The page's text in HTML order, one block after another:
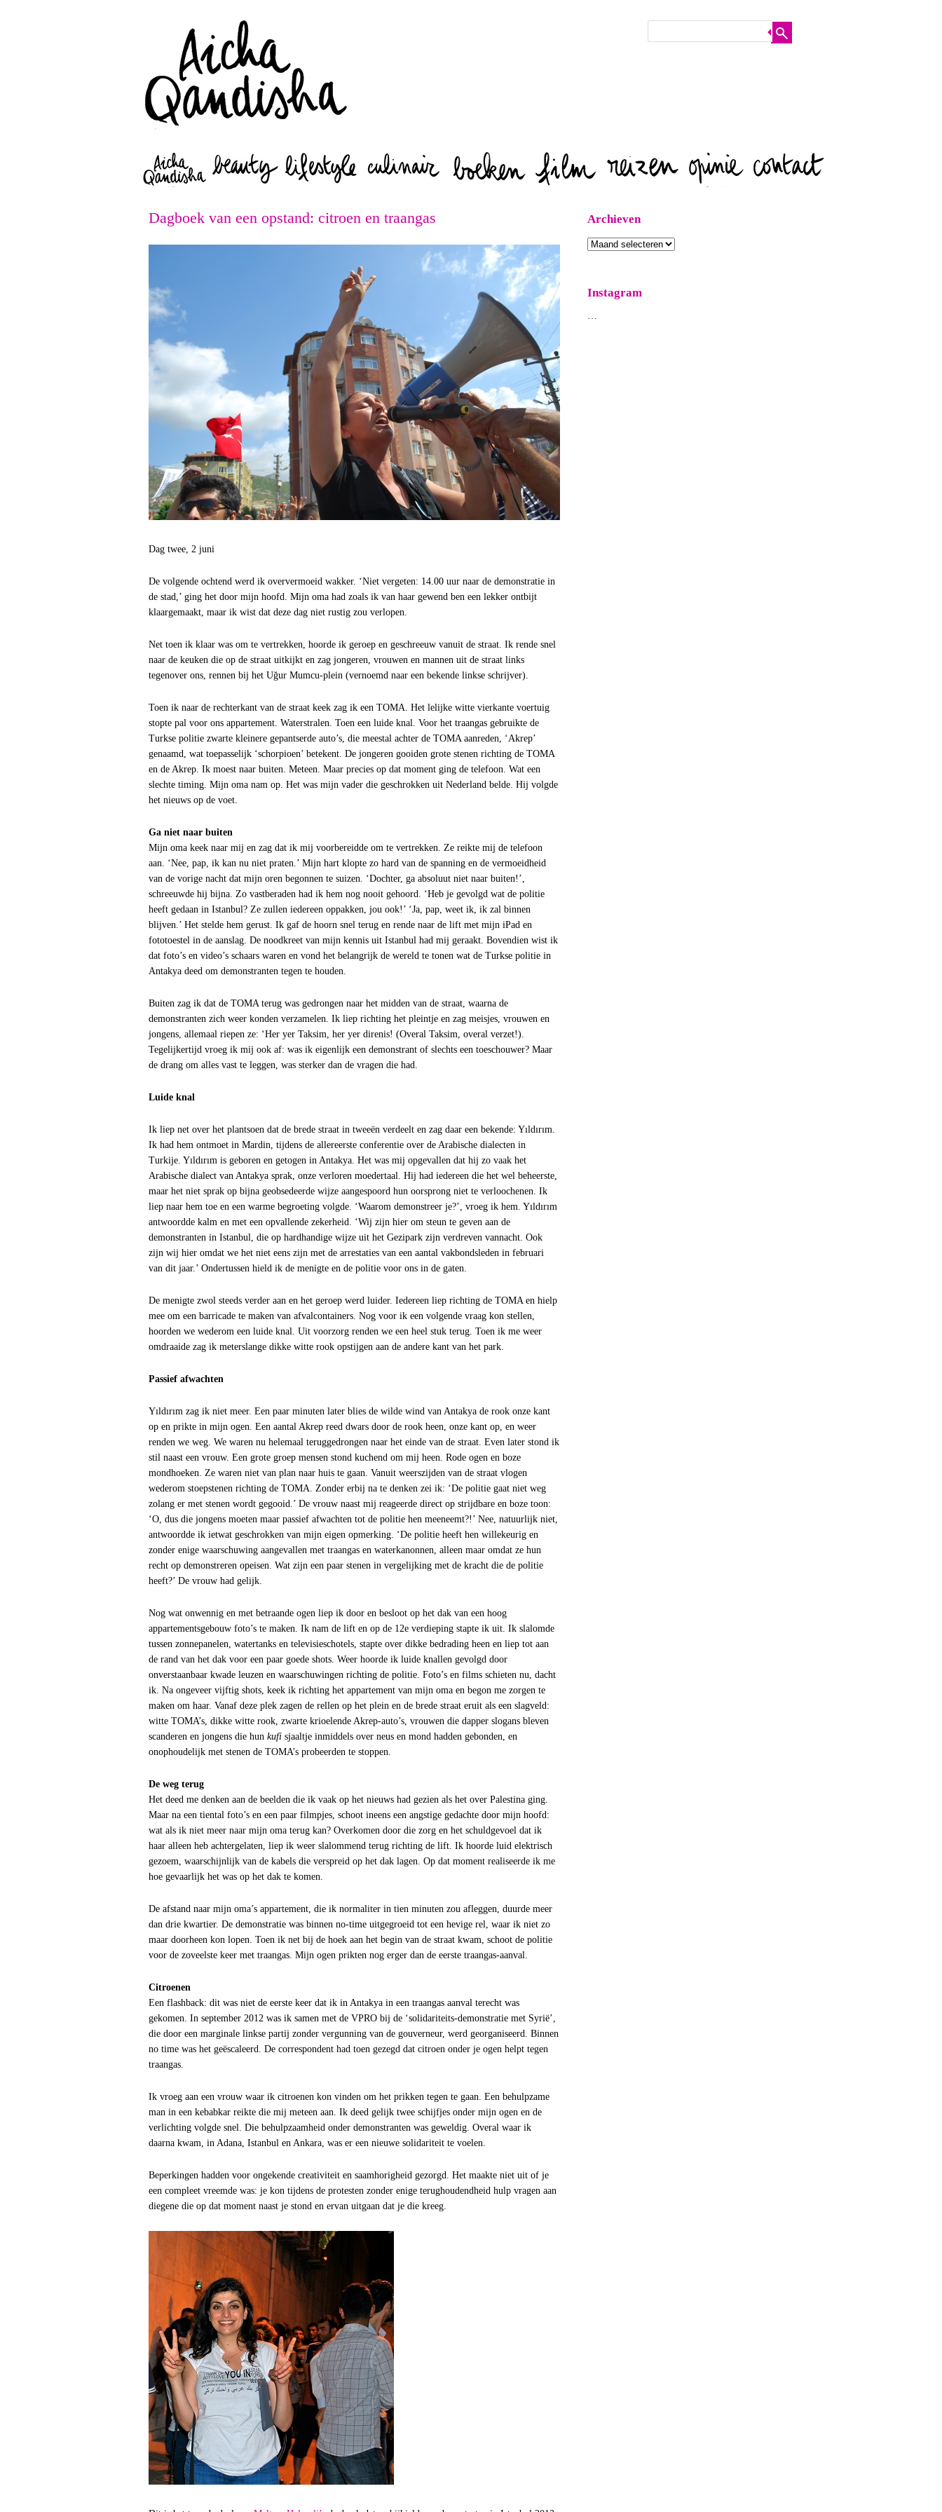
Dagboek van een opstand: citroen en traangas
Dag twee, 2 juni
De volgende ochtend werd ik oververmoeid wakker. ‘Niet vergeten: 14.00 uur naar de demonstratie in
de stad,’ ging het door mijn hoofd. Mijn oma had zoals ik van haar gewend ben een lekker ontbijt
klaargemaakt, maar ik wist dat deze dag niet rustig zou verlopen.
Net toen ik klaar was om te vertrekken, hoorde ik geroep en geschreeuw vanuit de straat. Ik rende snel
naar de keuken die op de straat uitkijkt en zag jongeren, vrouwen en mannen uit de straat links
tegenover ons, rennen bij het Uğur Mumcu-plein (vernoemd naar een bekende linkse schrijver).
Toen ik naar de rechterkant van de straat keek zag ik een TOMA. Het lelijke witte vierkante voertuig
stopte pal voor ons appartement. Waterstralen. Toen een luide knal. Voor het traangas gebruikte de
Turkse politie zwarte kleinere gepantserde auto’s, die meestal achter de TOMA aanreden, ‘Akrep’
genaamd, wat toepasselijk ‘schorpioen’ betekent. De jongeren gooiden grote stenen richting de TOMA
en de Akrep. Ik moest naar buiten. Meteen. Maar precies op dat moment ging de telefoon. Wat een
slechte timing. Mijn oma nam op. Het was mijn vader die geschrokken uit Nederland belde. Hij volgde
het nieuws op de voet.
Ga niet naar buiten
Mijn oma keek naar mij en zag dat ik mij voorbereidde om te vertrekken. Ze reikte mij de telefoon
aan. ‘Nee, pap, ik kan nu niet praten.’ Mijn hart klopte zo hard van de spanning en de vermoeidheid
van de vorige nacht dat mijn oren begonnen te suizen. ‘Dochter, ga absoluut niet naar buiten!’,
schreeuwde hij bijna. Zo vastberaden had ik hem nog nooit gehoord. ‘Heb je gevolgd wat de politie
heeft gedaan in Istanbul? Ze zullen iedereen oppakken, jou ook!’ ‘Ja, pap, weet ik, ik zal binnen
blijven.’ Het stelde hem gerust. Ik gaf de hoorn snel terug en rende naar de lift met mijn iPad en
fototoestel in de aanslag. De noodkreet van mijn kennis uit Istanbul had mij geraakt. Bovendien wist ik
dat foto’s en video’s schaars waren en vond het belangrijk de wereld te tonen wat de Turkse politie in
Antakya deed om demonstranten tegen te houden.
Buiten zag ik dat de TOMA terug was gedrongen naar het midden van de straat, waarna de
demonstranten zich weer konden verzamelen. Ik liep richting het pleintje en zag meisjes, vrouwen en
jongens, allemaal riepen ze: ‘Her yer Taksim, her yer direnis! (Overal Taksim, overal verzet!).
Tegelijkertijd vroeg ik mij ook af: was ik eigenlijk een demonstrant of slechts een toeschouwer? Maar
de drang om alles vast te leggen, was sterker dan de vragen die had.
Luide knal
Ik liep net over het plantsoen dat de brede straat in tweeën verdeelt en zag daar een bekende: Yıldırım.
Ik had hem ontmoet in Mardin, tijdens de allereerste conferentie over de Arabische dialecten in
Turkije. Yıldırım is geboren en getogen in Antakya. Het was mij opgevallen dat hij zo vaak het
Arabische dialect van Antakya sprak, onze verloren moedertaal. Hij had iedereen die het wel beheerste,
maar het niet sprak op bijna geobsedeerde wijze aangespoord hun oorsprong niet te verloochenen. Ik
liep naar hem toe en een warme begroeting volgde. ‘Waarom demonstreer je?’, vroeg ik hem. Yıldırım
antwoordde kalm en met een opvallende zekerheid. ‘Wij zijn hier om steun te geven aan de
demonstranten in Istanbul, die op hardhandige wijze uit het Gezipark zijn verdreven vannacht. Ook
zijn wij hier omdat we het niet eens zijn met de arrestaties van een aantal vakbondsleden in februari
van dit jaar.’ Ondertussen hield ik de menigte en de politie voor ons in de gaten.
De menigte zwol steeds verder aan en het geroep werd luider. Iedereen liep richting de TOMA en hielp
mee om een barricade te maken van afvalcontainers. Nog voor ik een volgende vraag kon stellen,
hoorden we wederom een luide knal. Uit voorzorg renden we een heel stuk terug. Toen ik me weer
omdraaide zag ik meterslange dikke witte rook opstijgen aan de andere kant van het park.
Passief afwachten
Yıldırım zag ik niet meer. Een paar minuten later blies de wilde wind van Antakya de rook onze kant
op en prikte in mijn ogen. Een aantal Akrep reed dwars door de rook heen, onze kant op, en weer
renden we weg. We waren nu helemaal teruggedrongen naar het einde van de straat. Even later stond ik
stil naast een vrouw. Een grote groep mensen stond kuchend om mij heen. Rode ogen en boze
mondhoeken. Ze waren niet van plan naar huis te gaan. Vanuit weerszijden van de straat vlogen
wederom stoepstenen richting de TOMA. Zonder erbij na te denken zei ik: ‘De politie gaat niet weg
zolang er met stenen wordt gegooid.’ De vrouw naast mij reageerde direct op strijdbare en boze toon:
‘O, dus die jongens moeten maar passief afwachten tot de politie hen meeneemt?!’ Nee, natuurlijk niet,
antwoordde ik ietwat geschrokken van mijn eigen opmerking. ‘De politie heeft hen willekeurig en
zonder enige waarschuwing aangevallen met traangas en waterkanonnen, alleen maar omdat ze hun
recht op demonstreren opeisen. Wat zijn een paar stenen in vergelijking met de kracht die de politie
heeft?’ De vrouw had gelijk.
Nog wat onwennig en met betraande ogen liep ik door en besloot op het dak van een hoog
appartementsgebouw foto’s te maken. Ik nam de lift en op de 12e verdieping stapte ik uit. Ik slalomde
tussen zonnepanelen, watertanks en televisieschotels, stapte over dikke bedrading heen en liep tot aan
de rand van het dak voor een paar goede shots. Weer hoorde ik luide knallen gevolgd door
onverstaanbaar kwade leuzen en waarschuwingen richting de politie. Foto’s en films schieten nu, dacht
ik. Na ongeveer vijftig shots, keek ik richting het appartement van mijn oma en begon me zorgen te
maken om haar. Vanaf deze plek zagen de rellen op het plein en de brede straat eruit als een slagveld:
witte TOMA’s, dikke witte rook, zwarte krioelende Akrep-auto’s, vrouwen die dapper slogans bleven
scanderen en jongens die hun kufi sjaaltje inmiddels over neus en mond hadden gebonden, en
onophoudelijk met stenen de TOMA’s probeerden te stoppen.
De weg terug
Het deed me denken aan de beelden die ik vaak op het nieuws had gezien als het over Palestina ging.
Maar na een tiental foto’s en een paar filmpjes, schoot ineens een angstige gedachte door mijn hoofd:
wat als ik niet meer naar mijn oma terug kan? Overkomen door die zorg en het schuldgevoel dat ik
haar alleen heb achtergelaten, liep ik weer slalommend terug richting de lift. Ik hoorde luid elektrisch
gezoem, waarschijnlijk van de kabels die verspreid op het dak lagen. Op dat moment realiseerde ik me
hoe gevaarlijk het was op het dak te komen.
De afstand naar mijn oma’s appartement, die ik normaliter in tien minuten zou afleggen, duurde meer
dan drie kwartier. De demonstratie was binnen no-time uitgegroeid tot een hevige rel, waar ik niet zo
maar doorheen kon lopen. Toen ik net bij de hoek aan het begin van de straat kwam, schoot de politie
voor de zoveelste keer met traangas. Mijn ogen prikten nog erger dan de eerste traangas-aanval.
Citroenen
Een flashback: dit was niet de eerste keer dat ik in Antakya in een traangas aanval terecht was
gekomen. In september 2012 was ik samen met de VPRO bij de ‘solidariteits-demonstratie met Syrië’,
die door een marginale linkse partij zonder vergunning van de gouverneur, werd georganiseerd. Binnen
no time was het geëscaleerd. De correspondent had toen gezegd dat citroen onder je ogen helpt tegen
traangas.
Ik vroeg aan een vrouw waar ik citroenen kon vinden om het prikken tegen te gaan. Een behulpzame
man in een kebabkar reikte die mij meteen aan. Ik deed gelijk twee schijfjes onder mijn ogen en de
verlichting volgde snel. Die behulpzaamheid onder demonstranten was geweldig. Overal waar ik
daarna kwam, in Adana, Istanbul en Ankara, was er een nieuwe solidariteit te voelen.
Beperkingen hadden voor ongekende creativiteit en saamhorigheid gezorgd. Het maakte niet uit of je
een compleet vreemde was: je kon tijdens de protesten zonder enige terughoudendheid hulp vragen aan
diegene die op dat moment naast je stond en ervan uitgaan dat je die kreeg.
Archieven
Archieven
Instagram
…